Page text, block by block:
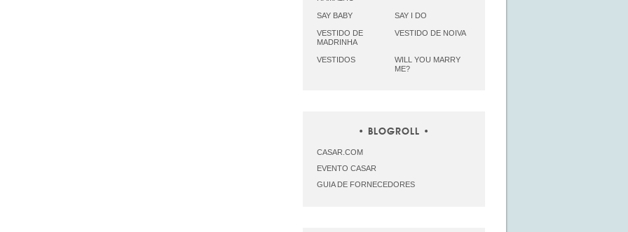
SAY BABY SAY I DO
VESTIDO DE
MADRINHA
VESTIDO DE NOIVA
VESTIDOS
WILL YOU MARRY
ME?
BLOGROLL
CASAR.COM
EVENTO CASAR
GUIA DE FORNECEDORES